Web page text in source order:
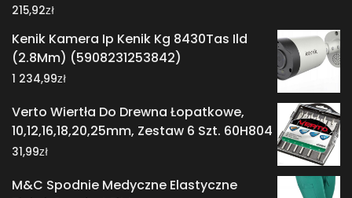
215,92zł
Kenik Kamera Ip Kenik Kg 8430Tas Ild
(2.8Mm) (5908231253842)
1 234,99zł
Verto Wiertła Do Drewna Łopatkowe,
10,12,16,18,20,25mm, Zestaw 6 Szt. 60H804
31,99zł
M&C Spodnie Medyczne Elastyczne